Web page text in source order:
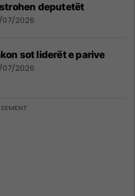
deputetët
07/2026
sot liderët e parive
07/2026